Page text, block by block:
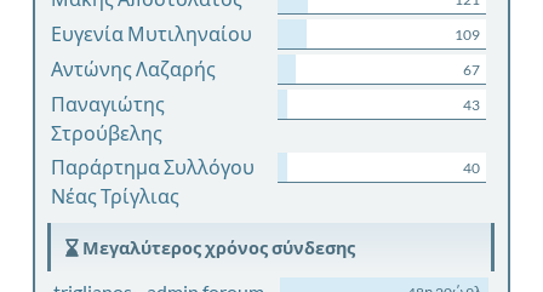
Ευγενία Μυτιληναίου 109
Αντώνης Λαζαρής 67
Παναγιώτης
Στρούβελης
43
Παράρτημα Συλλόγου
Νέας Τρίγλιας
40
Μεγαλύτερος χρόνος σύνδεσης